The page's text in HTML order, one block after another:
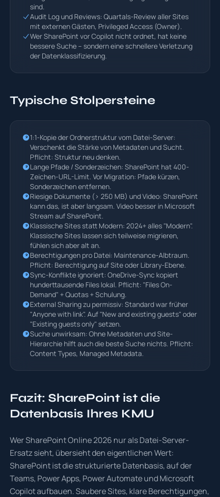
sind.
Audit Log und Reviews: Quartals-Review aller Sites
mit externen Gästen, Privileged Access (Owner).
Wer SharePoint vor Copilot nicht ordnet, hat keine
bessere Suche – sondern eine schnellere Verletzung
der Datenklassifizierung.
Typische Stolpersteine
1:1-Kopie der Ordnerstruktur vom Datei-Server:
Verschenkt die Stärke von Metadaten und Sucht.
Pflicht: Struktur neu denken.
Lange Pfade / Sonderzeichen: SharePoint hat 400-
Zeichen-URL-Limit. Vor Migration: Pfade kürzen,
Sonderzeichen entfernen.
Riesige Dokumente (> 250 MB) und Video: SharePoint
kann das, ist aber langsam. Video besser in Microsoft
Stream auf SharePoint.
Klassische Sites statt Modern: 2024+ alles "Modern".
Klassische Sites lassen sich teilweise migrieren,
fühlen sich aber alt an.
Berechtigungen pro Datei: Maintenance-Albtraum.
Pflicht: Berechtigung auf Site oder Library-Ebene.
Sync-Konflikte ignoriert: OneDrive-Sync kopiert
hunderttausende Files lokal. Pflicht: "Files On-
Demand" + Quotas + Schulung.
External Sharing zu permissiv: Standard war früher
"Anyone with link". Auf "New and existing guests" oder
"Existing guests only" setzen.
Suche unwirksam: Ohne Metadaten und Site-
Hierarchie hilft auch die beste Suche nichts. Pflicht:
Content Types, Managed Metadata.
Fazit: SharePoint ist die
Datenbasis Ihres KMU
Wer SharePoint Online 2026 nur als Datei-Server-
Ersatz sieht, übersieht den eigentlichen Wert:
SharePoint ist die strukturierte Datenbasis, auf der
Teams, Power Apps, Power Automate und Microsoft
Copilot aufbauen. Saubere Sites, klare Berechtigungen,